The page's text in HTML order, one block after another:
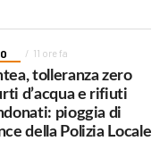
11 ore fa
tolleranza zero
d’acqua e rifiuti
pioggia di
della Polizia Locale